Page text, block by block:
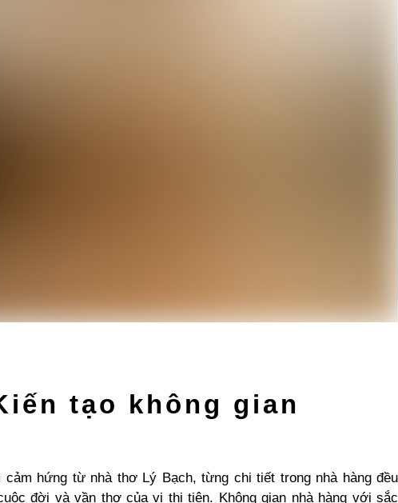
tạo không gian
cảm hứng từ nhà thơ Lý Bạch, từng chi tiết trong nhà hàng đều
đời và vần thơ của vị thi tiên. Không gian nhà hàng với sắc